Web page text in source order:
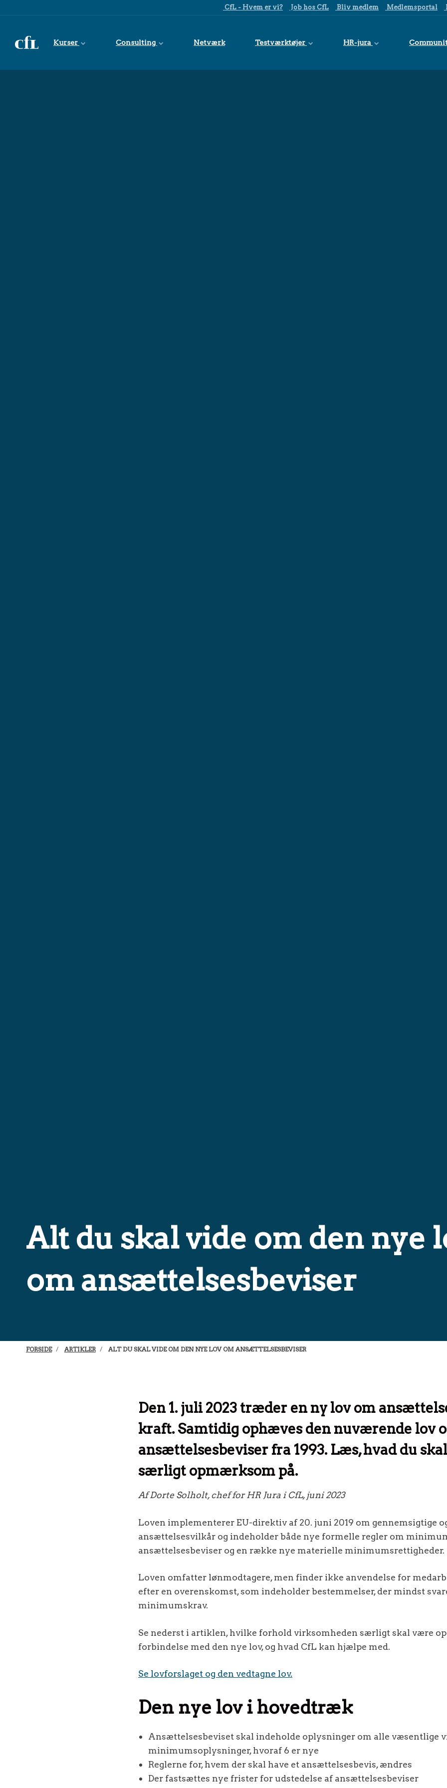
CfL - Hvem er vi? Job hos CfL Bliv medlem Medlemsportal
Kurser Consulting Netværk Testværktøjer HR-jura
Alt du skal vide om den nye
om ansættelsesbeviser
FORSIDE ARTIKLER ALT DU SKAL VIDE OM DEN NYE LOV OM ANSÆTTELSESBEVISER
Den 1. juli 2023 træder en ny lov om
kraft. Samtidig ophæves den nuværende lov
ansættelsesbeviser fra 1993. Læs, hvad du
særligt opmærksom på.
Af Dorte Solholt, chef for HR Jura i CfL, juni 2023
Loven implementerer EU-direktiv af 20. juni 2019 om gennemsigtige
ansættelsesvilkår og indeholder både nye formelle regler om
ansættelsesbeviser og en række nye materielle minimumsrettigheder.
Loven omfatter lønmodtagere, men finder ikke anvendelse for
efter en overenskomst, som indeholder bestemmelser, der mindst
minimumskrav.
Se nederst i artiklen, hvilke forhold virksomheden særligt skal være
forbindelse med den nye lov, og hvad CfL kan hjælpe med.
Se lovforslaget og den vedtagne lov.
Den nye lov i hovedtræk
Ansættelsesbeviset skal indeholde oplysninger om alle væsentlige
minimumsoplysninger, hvoraf 6 er nye
Reglerne for, hvem der skal have et ansættelsesbevis, ændres
Der fastsættes nye frister for udstedelse af ansættelsesbeviser